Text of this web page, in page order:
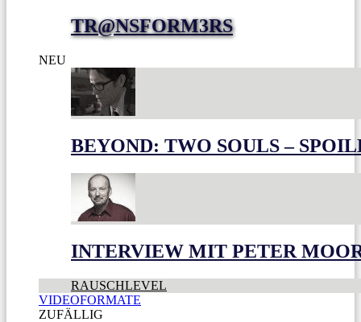
TR@NSFORM3RS
NEU
BEYOND: TWO SOULS –
INTERVIEW MIT PETER
RAUSCHLEVEL
VIDEOFORMATE
ZUFÄLLIG